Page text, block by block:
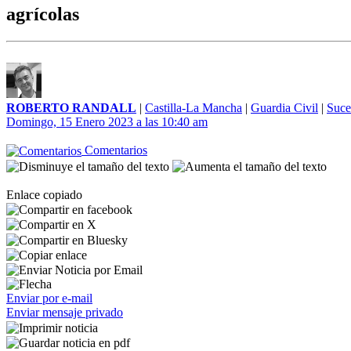
agrícolas
ROBERTO RANDALL | Castilla-La Mancha | Guardia Civil |
Domingo, 15 Enero 2023 a las 10:40 am
Comentarios
Enlace copiado
Enviar por e-mail
Enviar mensaje privado